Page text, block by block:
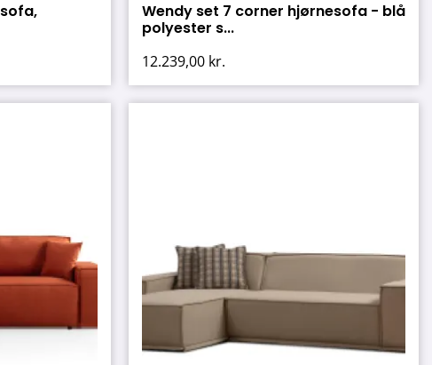
Wendy set 7 corner hjørnesofa - blå
polyester s...
12.239,00 kr.